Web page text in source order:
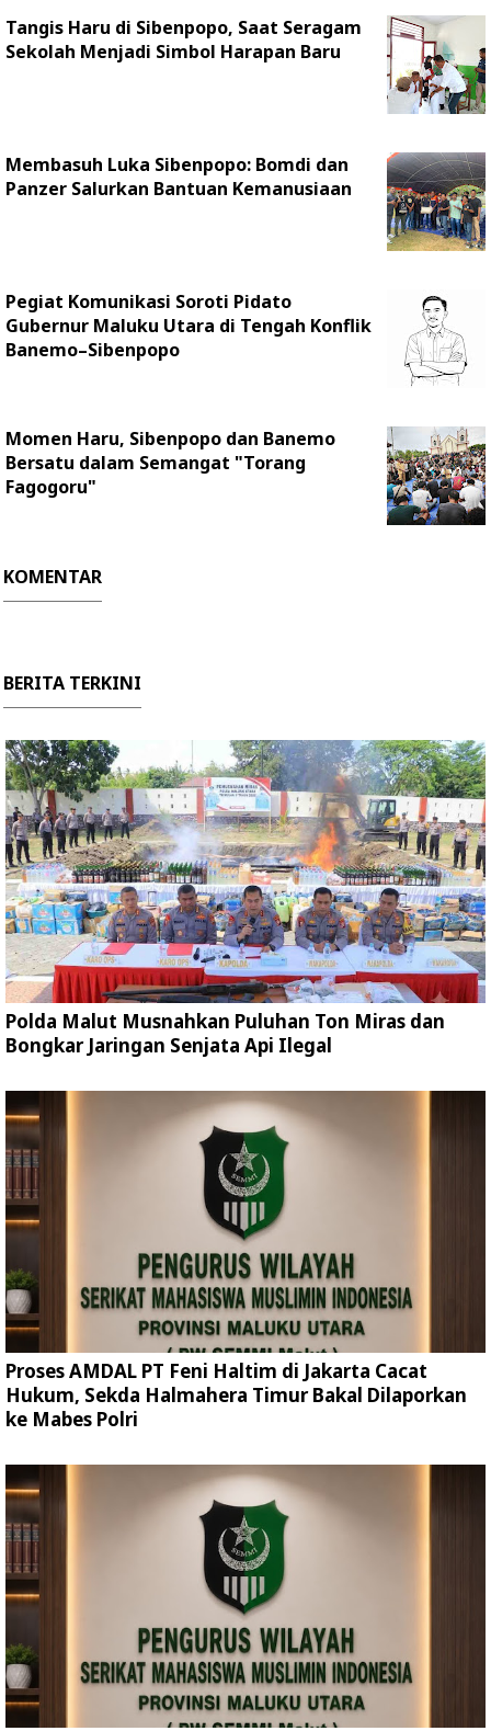
Tangis Haru di Sibenpopo, Saat Seragam
Sekolah Menjadi Simbol Harapan Baru
Membasuh Luka Sibenpopo: Bomdi dan
Panzer Salurkan Bantuan Kemanusiaan
Pegiat Komunikasi Soroti Pidato
Gubernur Maluku Utara di Tengah Konflik
Banemo–Sibenpopo
Momen Haru, Sibenpopo dan Banemo
Bersatu dalam Semangat "Torang
Fagogoru"
KOMENTAR
BERITA TERKINI
Polda Malut Musnahkan Puluhan Ton Miras dan
Bongkar Jaringan Senjata Api Ilegal
Proses AMDAL PT Feni Haltim di Jakarta Cacat
Hukum, Sekda Halmahera Timur Bakal Dilaporkan
ke Mabes Polri